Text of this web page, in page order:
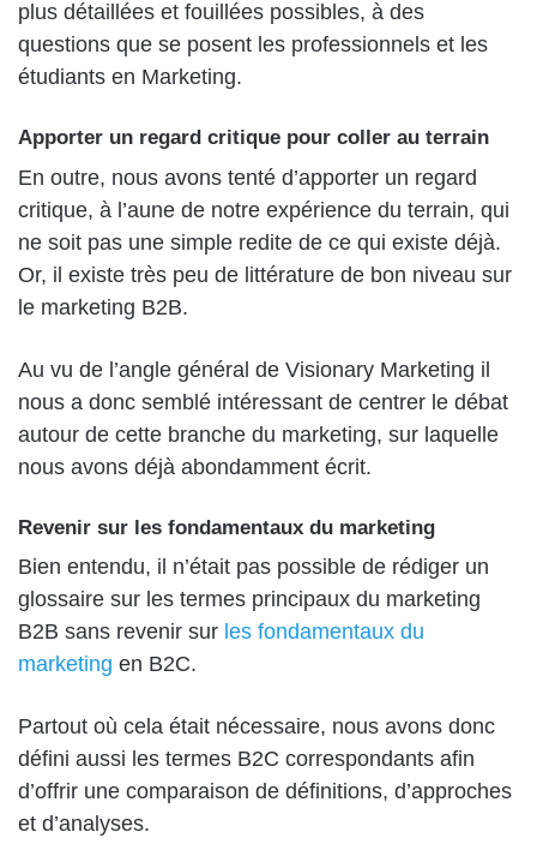
plus détaillées et fouillées possibles, à des
questions que se posent les professionnels et les
étudiants en Marketing.
Apporter un regard critique pour coller au terrain
En outre, nous avons tenté d’apporter un regard
critique, à l’aune de notre expérience du terrain, qui
ne soit pas une simple redite de ce qui existe déjà.
Or, il existe très peu de littérature de bon niveau sur
le marketing B2B.
Au vu de l’angle général de Visionary Marketing il
nous a donc semblé intéressant de centrer le débat
autour de cette branche du marketing, sur laquelle
nous avons déjà abondamment écrit.
Revenir sur les fondamentaux du marketing
Bien entendu, il n’était pas possible de rédiger un
glossaire sur les termes principaux du marketing
B2B sans revenir sur les fondamentaux du
marketing en B2C.
Partout où cela était nécessaire, nous avons donc
défini aussi les termes B2C correspondants afin
d’offrir une comparaison de définitions, d’approches
et d’analyses.